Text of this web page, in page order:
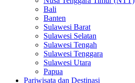
Bali
Banten
Sulawesi Barat
Sulawesi Selatan
Sulawesi Tengah
Sulawesi Tenggara
Sulawesi Utara
Papua
Pariwisata dan Destinasi